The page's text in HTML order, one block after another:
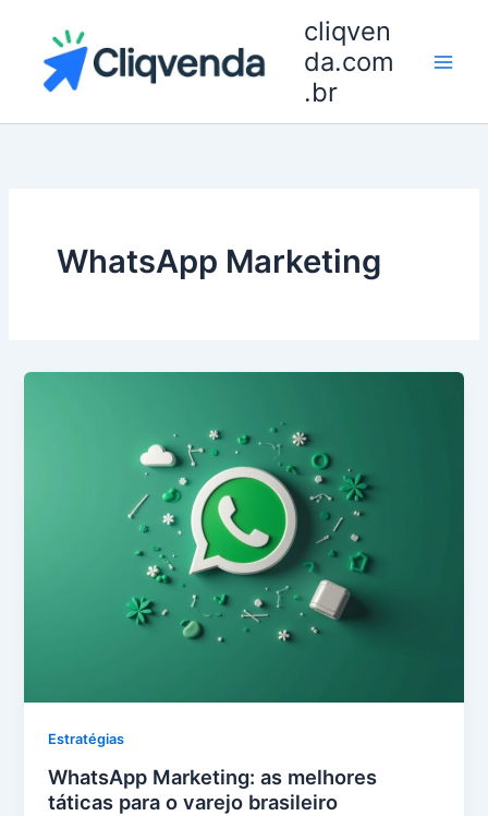
conteúdo
cliqven
da.com
.br
WhatsApp Marketing
Estratégias
WhatsApp Marketing: as melhores
táticas para o varejo brasileiro